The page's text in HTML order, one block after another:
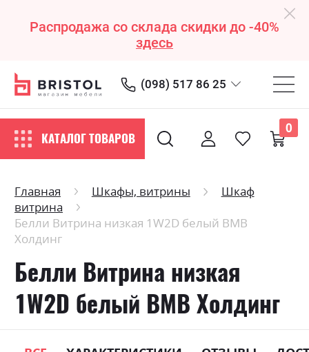
Распродажа со склада скидки до -40%
здесь
(098) 517 86 25
КАТАЛОГ ТОВАРОВ
0
Главная Шкафы, витрины
Шкаф
витрина
Белли Витрина низкая 1W2D белый ВМВ
Холдинг
Белли Витрина низкая
1W2D белый ВМВ Холдинг